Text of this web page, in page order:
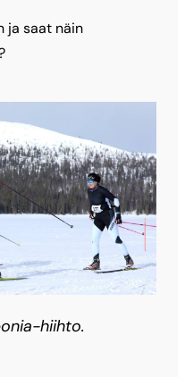
ja saat näin
hiihto.